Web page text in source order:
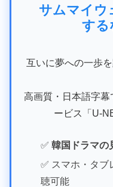
サムマイウ
する
互いに夢への一歩
高画質・日本語字
ービス「U-
✅韓国ドラマの
✅ スマホ・タブ
聴可能